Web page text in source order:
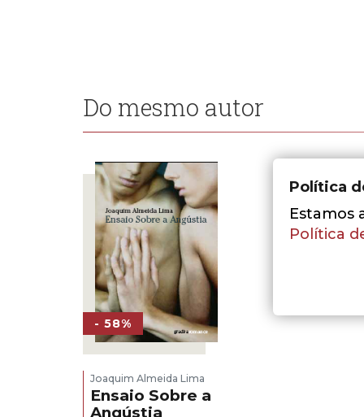
Do mesmo autor
- 58%
Joaquim Almeida Lima
Ensaio Sobre a
Angústia
Política
Estamos
Política